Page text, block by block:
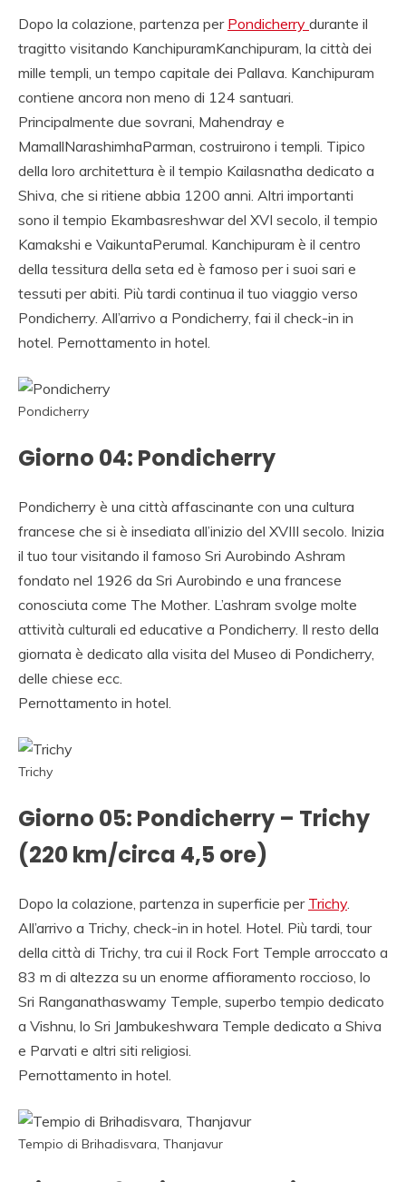
Dopo la colazione, partenza per Pondicherry durante il
tragitto visitando KanchipuramKanchipuram, la città dei
mille templi, un tempo capitale dei Pallava. Kanchipuram
contiene ancora non meno di 124 santuari.
Principalmente due sovrani, Mahendray e
MamallNarashimhaParman, costruirono i templi. Tipico
della loro architettura è il tempio Kailasnatha dedicato a
Shiva, che si ritiene abbia 1200 anni. Altri importanti
sono il tempio Ekambasreshwar del XVI secolo, il tempio
Kamakshi e VaikuntaPerumal. Kanchipuram è il centro
della tessitura della seta ed è famoso per i suoi sari e
tessuti per abiti. Più tardi continua il tuo viaggio verso
Pondicherry. All’arrivo a Pondicherry, fai il check-in in
hotel. Pernottamento in hotel.
Pondicherry
Giorno 04: Pondicherry
Pondicherry è una città affascinante con una cultura
francese che si è insediata all’inizio del XVIII secolo. Inizia
il tuo tour visitando il famoso Sri Aurobindo Ashram
fondato nel 1926 da Sri Aurobindo e una francese
conosciuta come The Mother. L’ashram svolge molte
attività culturali ed educative a Pondicherry. Il resto della
giornata è dedicato alla visita del Museo di Pondicherry,
delle chiese ecc.
Pernottamento in hotel.
Trichy
Giorno 05: Pondicherry – Trichy
(220 km/circa 4,5 ore)
Dopo la colazione, partenza in superficie per Trichy.
All’arrivo a Trichy, check-in in hotel. Hotel. Più tardi, tour
della città di Trichy, tra cui il Rock Fort Temple arroccato a
83 m di altezza su un enorme affioramento roccioso, lo
Sri Ranganathaswamy Temple, superbo tempio dedicato
a Vishnu, lo Sri Jambukeshwara Temple dedicato a Shiva
e Parvati e altri siti religiosi.
Pernottamento in hotel.
Tempio di Brihadisvara, Thanjavur